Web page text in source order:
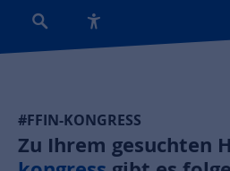
#FFIN-KONGRESS
Zu Ihrem gesuchten